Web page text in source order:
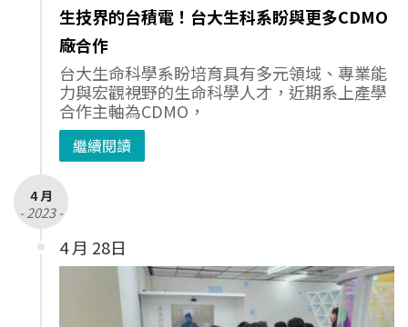
生技界的台積電！台大生科系盼與更多CDMO
廠合作
台大生命科學系盼培育具有多元領域、專業能
力與宏觀視野的生命科學人才，近期系上產學
合作主軸為CDMO，
繼續閱讀
4 月
- 2023 -
4 月 28日